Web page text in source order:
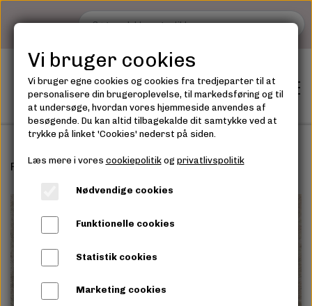
TILBEHØR
Tilbud
GARN
Forside TILBEHØR Splitringe fra CocoKnits, 60 stk.
Vi bruger cookies
Vi bruger egne cookies og cookies fra tredjeparter til at
personalisere din brugeroplevelse, til markedsføring og til
at undersøge, hvordan vores hjemmeside anvendes af
besøgende. Du kan altid tilbagekalde dit samtykke ved at
trykke på linket 'Cookies' nederst på siden.
Læs mere i vores cookiepolitikog privatlivspolitik
Nødvendige cookies
Funktionelle cookies
Statistik cookies
Marketing cookies